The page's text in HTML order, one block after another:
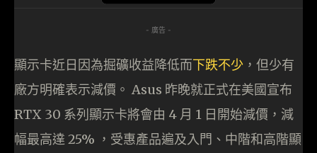
- 廣告 -
顯示卡近日因為掘礦收益降低而下跌不少 ，但少有
廠方明確表示減價。 Asus 昨晚就正式在美國宣布
RTX 30 系列顯示卡將會由 4 月 1 日開始減價，減
幅最高達 25% ，受惠產品遍及入門、中階和高階顯